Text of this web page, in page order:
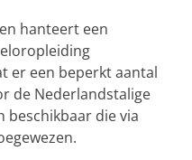
hanteert een
er een beperkt aantal
de Nederlandstalige
beschikbaar die via